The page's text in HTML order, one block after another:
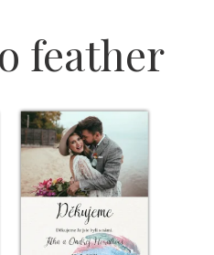
feather